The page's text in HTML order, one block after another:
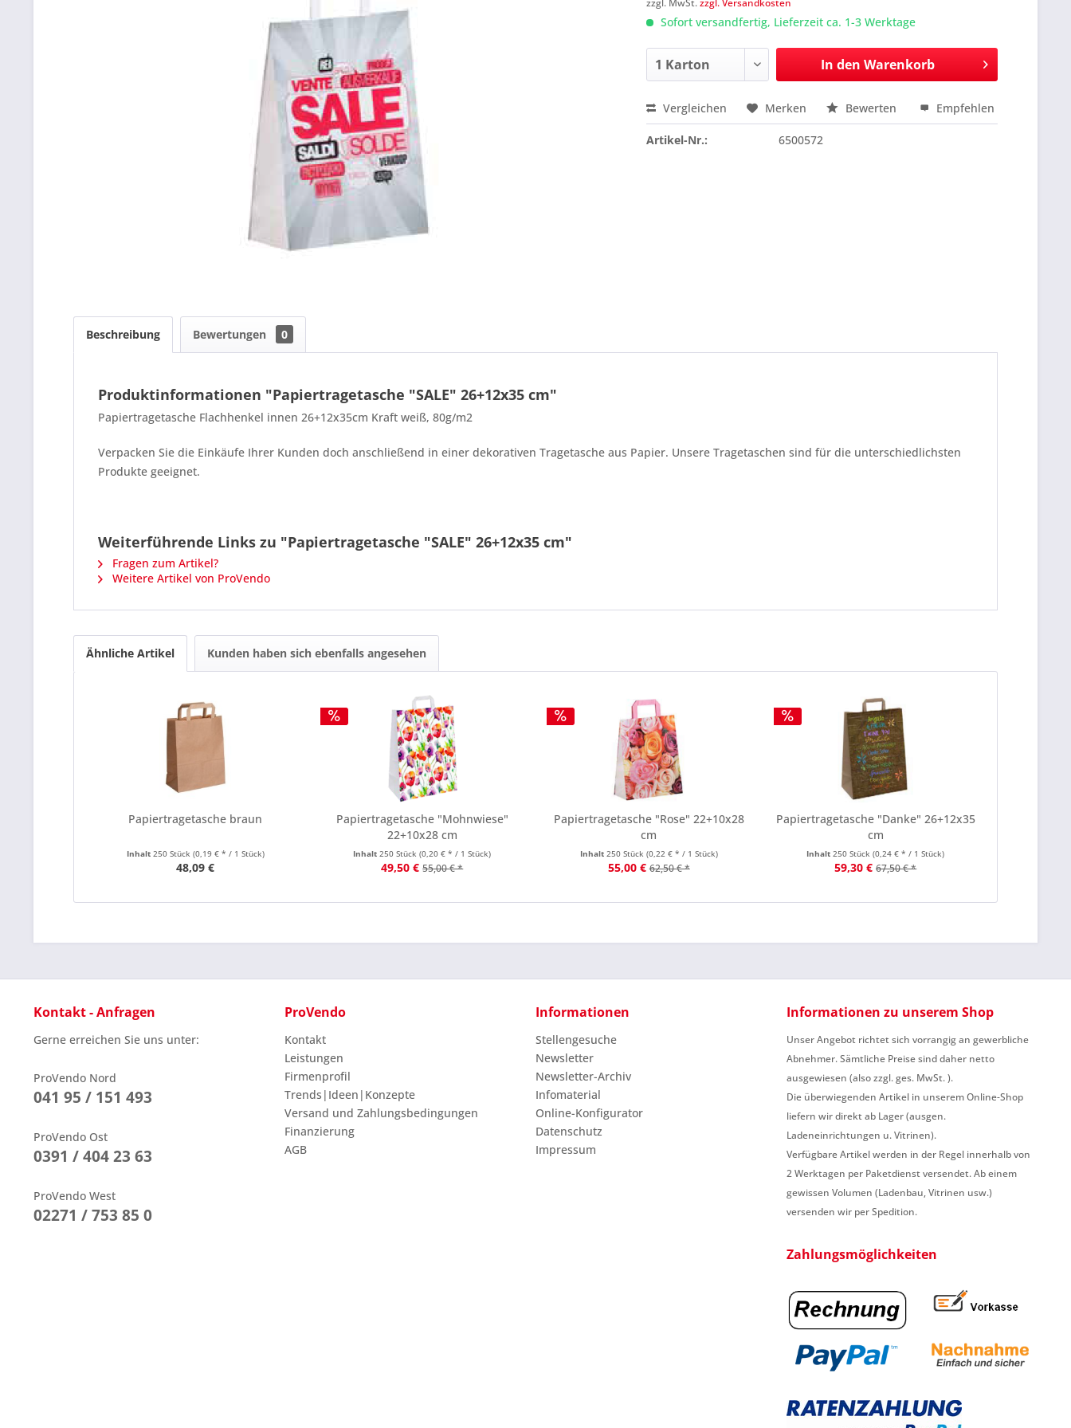
zzgl. MwSt.zzgl. Versandkosten
Sofort versandfertig, Lieferzeit ca. 1-3 Werktage
In den Warenkorb
Preis anfragen
Vergleichen Merken Bewerten Empfehlen
Artikel-Nr.: 6500572
Beschreibung Bewertungen 0
Produktinformationen "Papiertragetasche "SALE" 26+12x35 cm"
Papiertragetasche Flachhenkel innen 26+12x35cm Kraft weiß, 80g/m2
Verpacken Sie die Einkäufe Ihrer Kunden doch anschließend in einer dekorativen Tragetasche aus Papier. Unsere Tragetaschen sind für die unterschiedlichsten
Produkte geeignet.
Weiterführende Links zu "Papiertragetasche "SALE" 26+12x35 cm"
Fragen zum Artikel?
Weitere Artikel von ProVendo
Ähnliche Artikel Kunden haben sich ebenfalls angesehen
Papiertragetasche braun
Inhalt 250 Stück (0,19 € * / 1 Stück)
48,09 €
Papiertragetasche "Mohnwiese"
22+10x28 cm
Inhalt250 Stück(0,20 € * / 1 Stück)
49,50 € 55,00 € *
Papiertragetasche "Rose" 22+10x28
cm
Inhalt 250 Stück (0,22 € * / 1 Stück)
55,00 € 62,50 € *
Papiertragetasche "Danke" 26+12x35
cm
Inhalt250 Stück(0,24 € * / 1 Stück)
59,30 € 67,50 € *
Kontakt - Anfragen
Gerne erreichen Sie uns unter:
ProVendo Nord
041 95 / 151 493
ProVendo Ost
0391 / 404 23 63
ProVendo West
02271 / 753 85 0
ProVendo
Kontakt
Leistungen
Firmenprofil
Trends|Ideen|Konzepte
Versand und Zahlungsbedingungen
Finanzierung
AGB
Informationen
Stellengesuche
Newsletter
Newsletter-Archiv
Infomaterial
Online-Konfigurator
Datenschutz
Impressum
Informationen zu unserem Shop
Unser Angebot richtet sich vorrangig an gewerbliche
Abnehmer. Sämtliche Preise sind daher netto
ausgewiesen (also zzgl. ges. MwSt. ).
Die überwiegenden Artikel in unserem Online-Shop
liefern wir direkt ab Lager (ausgen.
Ladeneinrichtungen u. Vitrinen).
Verfügbare Artikel werden in der Regel innerhalb von
2 Werktagen per Paketdienst versendet. Ab einem
gewissen Volumen (Ladenbau, Vitrinen usw.)
versenden wir per Spedition.
Zahlungsmöglichkeiten